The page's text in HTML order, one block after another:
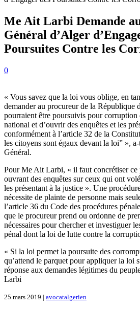
Me Ait Larbi Demande
Général d’Alger
Poursuites Contre les
0
« Vous savez que la loi vous oblige, en
demander au procureur de la République
pourraient être poursuivis pour
national et d’ouvrir des enquêtes et les
conformément à l’article 32 de la
les citoyens sont égaux devant la loi” »,
Général.
Pour Me Ait Larbi, « il faut concrétiser ce
ouvrant des enquêtes sur ceux qui ont
les présentant à la justice ». Une
nécessite de plainte de personne mais
l’article 36 du Code des procédures
que le procureur prend ou ordonne de
nécessaires pour chercher et investiguer
pénal dont la loi de lutte contre la
« Si la loi permet la poursuite des
qu’attend le parquet pour appliquer la loi
réponse aux demandes légitimes du
Larbi
25 mars 2019 | avocatalgerien